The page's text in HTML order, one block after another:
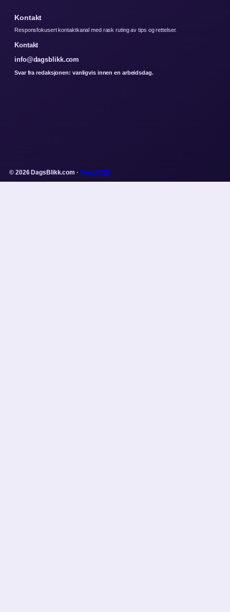
Kontakt
Responsfokusert kontaktkanal med rask ruting av tips og rettelser.
Kontakt
info@dagsblikk.com
Svar fra redaksjonen: vanligvis innen en arbeidsdag.
© 2026 DagsBlikk.com · WorldRSS